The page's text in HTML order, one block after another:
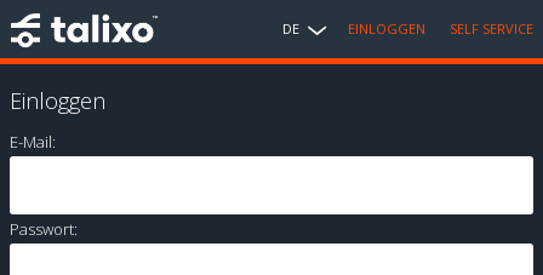
DE EINLOGGEN SELF SERVICE
Einloggen
E-Mail:
Passwort: